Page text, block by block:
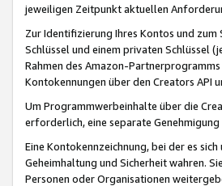
jeweiligen Zeitpunkt aktuellen
Zur Identifizierung Ihres Kontos und zum
Schlüssel und einem privaten Schlüssel
Rahmen des Amazon-
Kontokennungen über den Creators API
Um Programmwerbeinhalte über die
erforderlich, eine separate
Eine Kontokennzeichnung, bei der es
Geheimhaltung und Sicherheit wahren.
Personen oder Organisationen